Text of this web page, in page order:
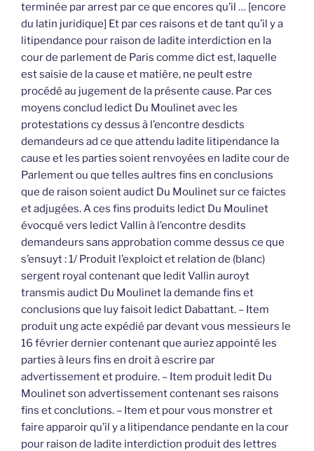
terminée par arrest par ce que encores qu’il … [encore
du latin juridique] Et par ces raisons et de tant qu’il y a
litipendance pour raison de ladite interdiction en la
cour de parlement de Paris comme dict est, laquelle
est saisie de la cause et matière, ne peult estre
procédé au jugement de la présente cause. Par ces
moyens conclud ledict Du Moulinet avec les
protestations cy dessus à l’encontre desdicts
demandeurs ad ce que attendu ladite litipendance la
cause et les parties soient renvoyées en ladite cour de
Parlement ou que telles aultres fins en conclusions
que de raison soient audict Du Moulinet sur ce faictes
et adjugées. A ces fins produits ledict Du Moulinet
évocqué vers ledict Vallin à l’encontre desdits
demandeurs sans approbation comme dessus ce que
s’ensuyt : 1/ Produit l’exploict et relation de (blanc)
sergent royal contenant que ledit Vallin auroyt
transmis audict Du Moulinet la demande fins et
conclusions que luy faisoit ledict Dabattant. – Item
produit ung acte expédié par devant vous messieurs le
16 février dernier contenant que auriez appointé les
parties à leurs fins en droit à escrire par
advertissement et produire. – Item produit ledit Du
Moulinet son advertissement contenant ses raisons
fins et conclutions. – Item et pour vous monstrer et
faire apparoir qu’il y a litipendance pendante en la cour
pour raison de ladite interdiction produit des lettres